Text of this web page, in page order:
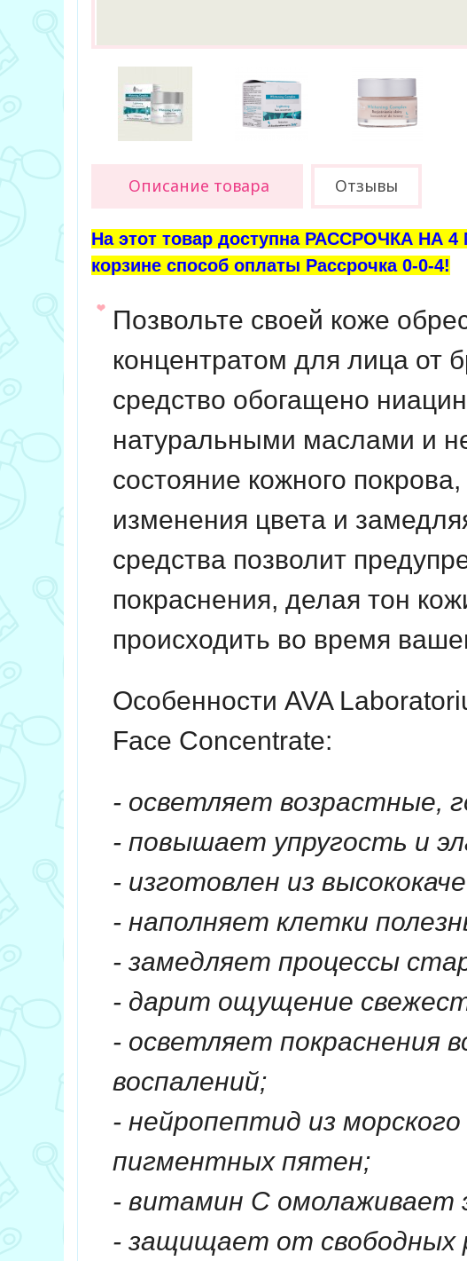
Описание товара Отзывы
На этот товар доступна РАССРОЧКА НА
корзине способ оплаты Рассрочка 0-0-4!
Позвольте своей коже
концентратом для лица от
средство обогащено
натуральными маслами и
состояние кожного
изменения цвета и
средства позволит
покраснения, делая тон
происходить во время
Особенности AVA
Face Concentrate:
- осветляет возрастные,
- повышает упругость и
- изготовлен из
- наполняет клетки
- замедляет процессы
- дарит ощущение
- осветляет покраснения
воспалений;
- нейропептид из
пигментных пятен;
- витамин С омолаживает
- защищает от свободных